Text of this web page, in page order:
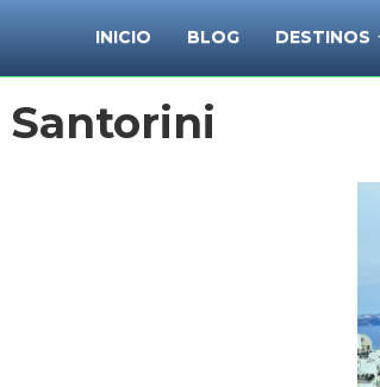
INICIO BLOG DESTINOS
Santorini